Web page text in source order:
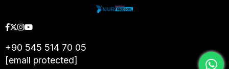
+90 545 514 70 05
[email protected]